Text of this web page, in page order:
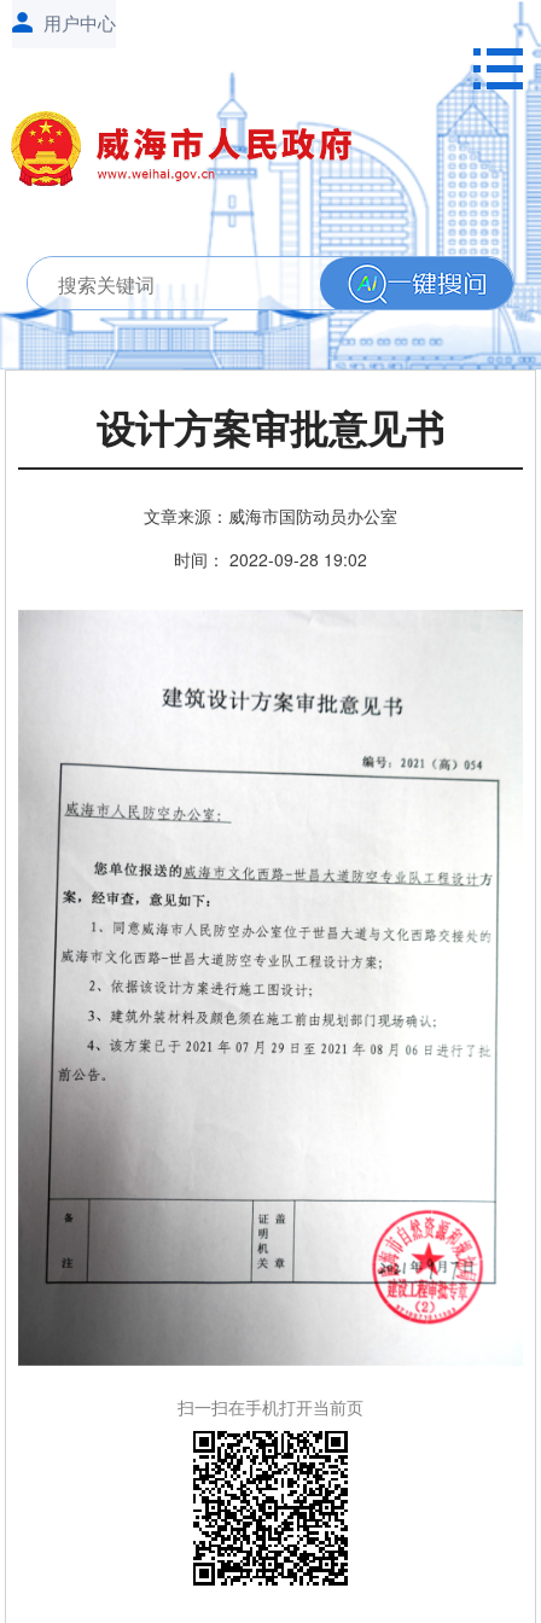
设计方案审批意见书
文章来源：威海市国防动员办公室
时间： 2022-09-28 19:02
扫一扫在手机打开当前页